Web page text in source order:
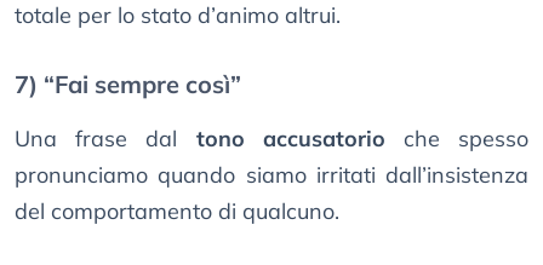
totale per lo stato d’animo altrui.
7) “Fai sempre così”
Una frase dal tono accusatorio che spesso
pronunciamo quando siamo irritati dall’insistenza
del comportamento di qualcuno.